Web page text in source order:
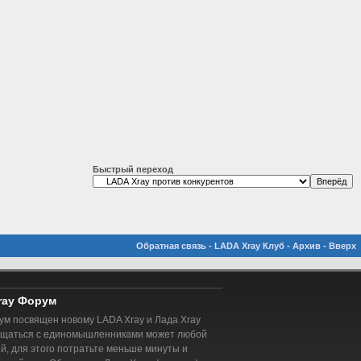
Быстрый переход
Обратная связь - LADA Xray Клуб - Архив - Вверх
Форум
посвящен новому LADA Xray и Лада Xray
с единомышленниками может любой
для этого потратьте меньше минуты и